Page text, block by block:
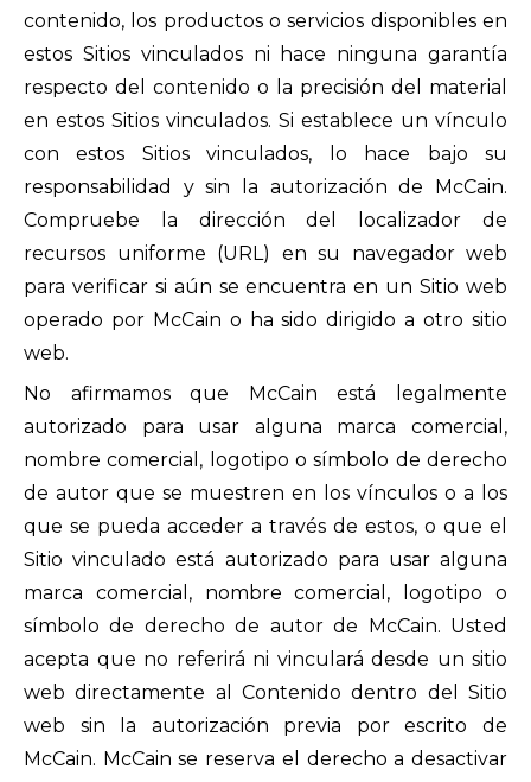
contenido, los productos o servicios disponibles en
estos Sitios vinculados ni hace ninguna garantía
respecto del contenido o la precisión del material
en estos Sitios vinculados. Si establece un vínculo
con estos Sitios vinculados, lo hace bajo su
responsabilidad y sin la autorización de McCain.
Compruebe la dirección del localizador de
recursos uniforme (URL) en su navegador web
para verificar si aún se encuentra en un Sitio web
operado por McCain o ha sido dirigido a otro sitio
web.
No afirmamos que McCain está legalmente
autorizado para usar alguna marca comercial,
nombre comercial, logotipo o símbolo de derecho
de autor que se muestren en los vínculos o a los
que se pueda acceder a través de estos, o que el
Sitio vinculado está autorizado para usar alguna
marca comercial, nombre comercial, logotipo o
símbolo de derecho de autor de McCain. Usted
acepta que no referirá ni vinculará desde un sitio
web directamente al Contenido dentro del Sitio
web sin la autorización previa por escrito de
McCain. McCain se reserva el derecho a desactivar